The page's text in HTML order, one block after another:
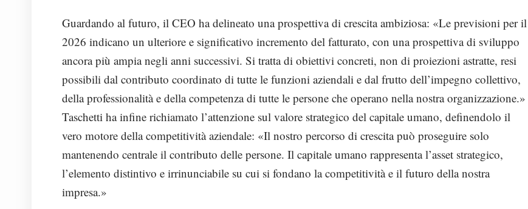
Guardando al futuro, il CEO ha delineato una prospettiva di crescita ambiziosa: «Le previsioni per il
2026 indicano un ulteriore e significativo incremento del fatturato, con una prospettiva di sviluppo
ancora più ampia negli anni successivi. Si tratta di obiettivi concreti, non di proiezioni astratte, resi
possibili dal contributo coordinato di tutte le funzioni aziendali e dal frutto dell’impegno collettivo,
della professionalità e della competenza di tutte le persone che operano nella nostra organizzazione.»
Taschetti ha infine richiamato l’attenzione sul valore strategico del capitale umano, definendolo il
vero motore della competitività aziendale: «Il nostro percorso di crescita può proseguire solo
mantenendo centrale il contributo delle persone. Il capitale umano rappresenta l’asset strategico,
l’elemento distintivo e irrinunciabile su cui si fondano la competitività e il futuro della nostra
impresa.»